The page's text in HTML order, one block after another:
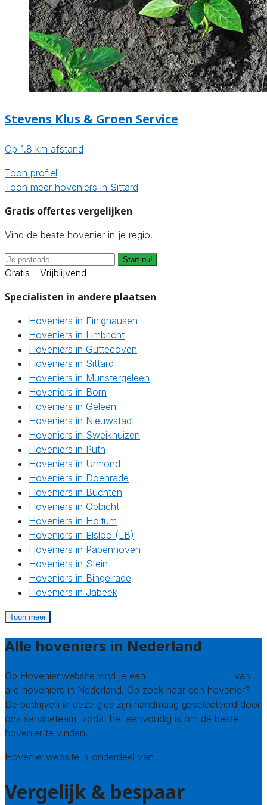
Stevens Klus & Groen Service
Op 1.8 km afstand
Toon profiel
Toon meer hoveniers in Sittard
Gratis offertes vergelijken
Vind de beste hovenier in je regio.
Start nu!
Gratis - Vrijblijvend
Specialisten in andere plaatsen
Hoveniers in Einighausen
Hoveniers in Limbricht
Hoveniers in Guttecoven
Hoveniers in Sittard
Hoveniers in Munstergeleen
Hoveniers in Born
Hoveniers in Geleen
Hoveniers in Nieuwstadt
Hoveniers in Sweikhuizen
Hoveniers in Puth
Hoveniers in Urmond
Hoveniers in Doenrade
Hoveniers in Buchten
Hoveniers in Obbicht
Hoveniers in Holtum
Hoveniers in Elsloo (LB)
Hoveniers in Papenhoven
Hoveniers in Stein
Hoveniers in Bingelrade
Hoveniers in Jabeek
Toon meer
Alle hoveniers in Nederland
Op Hovenier.website vind je een
van
alle hoveniers in Nederland. Op zoek naar een hovenier?
De bedrijven in deze gids zijn handmatig geselecteerd door
ons serviceteam, zodat het eenvoudig is om de beste
hovenier te vinden.
Hovenier.website is onderdeel van
Vergelijk & bespaar